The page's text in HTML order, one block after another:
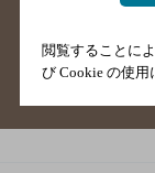
閲覧することによ
び Cookie の使用